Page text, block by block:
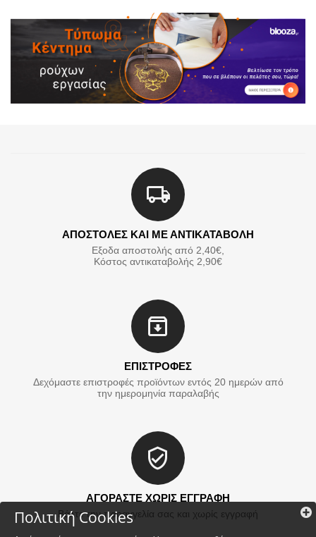
ΑΠΟΣΤΟΛΕΣ ΚΑΙ ΜΕ ΑΝΤΙΚΑΤΑΒΟΛΗ
Εξοδα αποστολής από 2,40€,
Κόστος αντικαταβολής 2,90€
ΕΠΙΣΤΡΟΦΕΣ
Δεχόμαστε επιστροφές προϊόντων εντός 20 ημερών από
την ημερομηνία παραλαβής
ΑΓΟΡΑΣΤΕ ΧΩΡΙΣ ΕΓΓΡΑΦΗ
Βάλτε την παραγγελία σας και χωρίς εγγραφή
Πολιτική Cookies